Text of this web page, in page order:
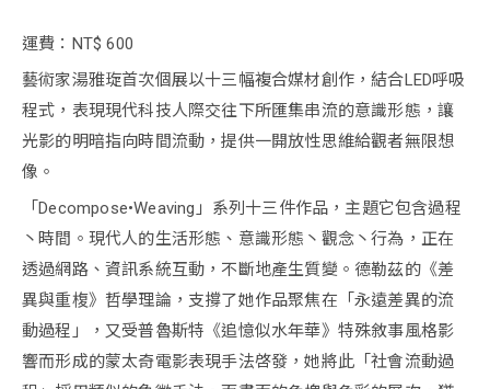
運費：NT$ 600
藝術家湯雅琁首次個展以十三幅複合媒材創作，結合LED呼吸
程式，表現現代科技人際交往下所匯集串流的意識形態，讓
光影的明暗指向時間流動，提供一開放性思維給觀者無限想
像。
「Decompose•Weaving」系列十三件作品，主題它包含過程
丶時間。現代人的生活形態、意識形態丶觀念丶行為，正在
透過網路、資訊系統互動，不斷地產生質變。德勒茲的《差
異與重椱》哲學理論，支撐了她作品聚焦在「永遠差異的流
動過程」，又受普魯斯特《追憶似水年華》特殊敘事風格影
響而形成的蒙太奇電影表現手法啓發，她將此「社會流動過